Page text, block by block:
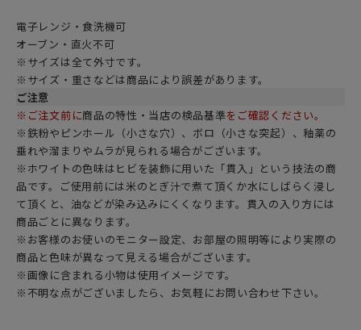
電子レンジ・食洗機可
オーブン・直火不可
※サイズは全て外寸です。
※サイズ・重さなどは商品により誤差があります。
ご注意
※ご注文前に商品の特性・当店の検品基準をご確認ください。
※鉄粉やピンホール（小さな穴）、ボロ（小さな突起）、釉薬の
垂れや溜まりやムラが見られる場合がございます。
※ホワイトの色味はヒビを装飾に用いた「貫入」という技法の商
品です。ご使用前には米のとぎ汁で煮て頂くか水にしばらく浸し
て頂くと、油などが染み込みにくくなります。貫入の入り方には
商品ごとに異なります。
※お客様のお使いのモニター設定、お部屋の照明等により実際の
商品と色味が異なって見える場合がございます。
※画像に含まれる小物は使用イメージです。
※不明な点がございましたら、お気軽にお問い合わせ下さい。